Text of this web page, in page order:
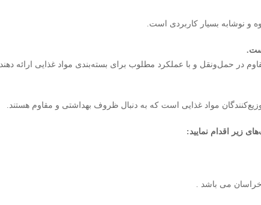
و نوشابه بسیار کاربردی است.
در حمل‌ونقل و با عملکرد مطلوب برای بسته‌بندی مواد غذایی ارائه دهند.
مواد غذایی است که به دنبال ظروف بهداشتی و مقاوم هستند.
زیر اقدام نمایید: